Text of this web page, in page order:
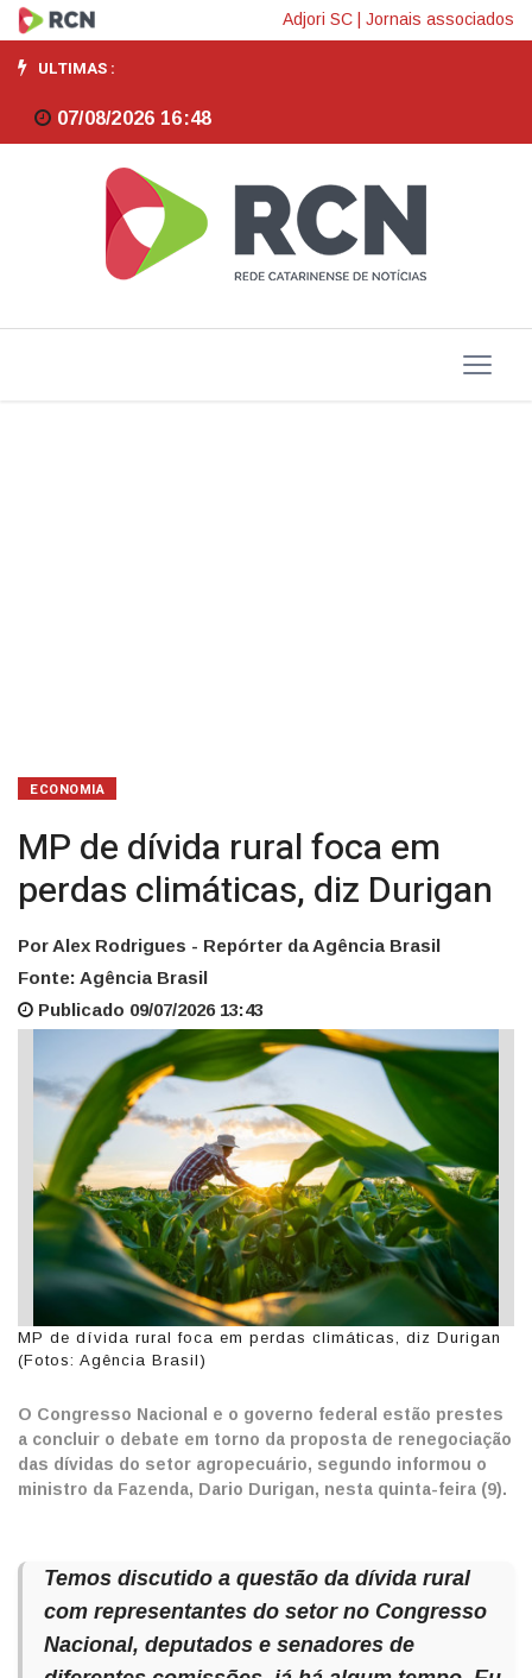
MP
de
dívida
perdas
Adjori SC Jornais associados
ULTIMAS :
07/08/2026 16:48
ECONOMIA
MP de dívida rural foca em
perdas climáticas, diz Durigan
Por Alex Rodrigues - Repórter da Agência Brasil
Fonte: Agência Brasil
Publicado 09/07/2026 13:43
MP de dívida rural foca em perdas climáticas, diz Durigan
(Fotos: Agência Brasil)
O Congresso Nacional e o governo federal estão prestes
a concluir o debate em torno da proposta de renegociação
das dívidas do setor agropecuário, segundo informou o
ministro da Fazenda, Dario Durigan, nesta quinta-feira (9).
Temos discutido a questão da dívida rural
com representantes do setor no Congresso
Nacional, deputados e senadores de